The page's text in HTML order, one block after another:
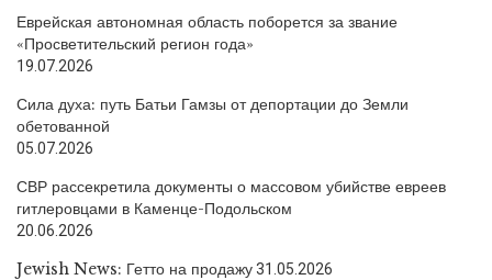
Еврейская автономная область поборется за звание
«Просветительский регион года»
19.07.2026
Сила духа: путь Батьи Гамзы от депортации до Земли
обетованной
05.07.2026
СВР рассекретила документы о массовом убийстве евреев
гитлеровцами в Каменце-Подольском
20.06.2026
Jewish News: Гетто на продажу31.05.2026